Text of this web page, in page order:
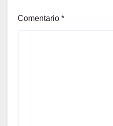
Comentario *